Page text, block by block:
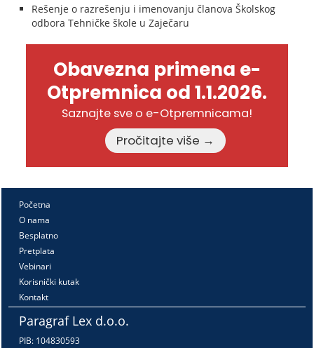
Rešenje o razrešenju i imenovanju članova Školskog
odbora Tehničke škole u Zaječaru
Obavezna primena e-
Otpremnica od 1.1.2026.
Saznajte sve o e-Otpremnicama!
Pročitajte više →
Početna
O nama
Besplatno
Pretplata
Vebinari
Korisnički kutak
Kontakt
Paragraf Lex d.o.o.
PIB: 104830593